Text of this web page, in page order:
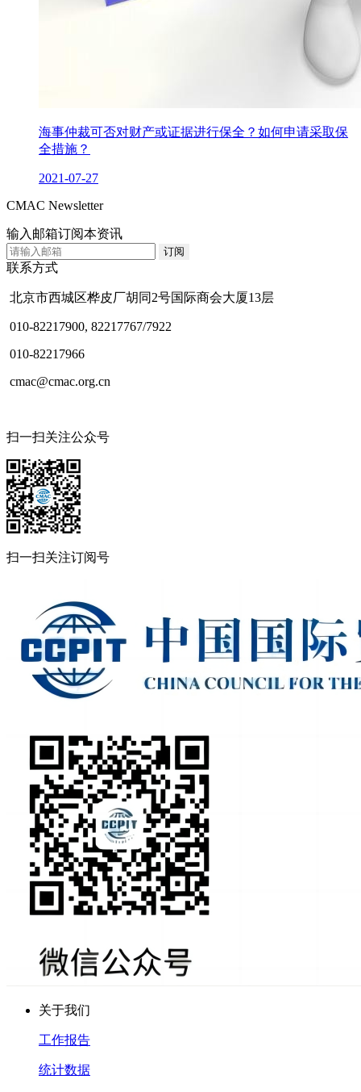
海事仲裁可否对财产或证据进行保全？如何申请采取保
全措施？
2021-07-27
CMAC Newsletter
输入邮箱订阅本资讯
联系方式
北京市西城区桦皮厂胡同2号国际商会大厦13层
010-82217900, 82217767/7922
010-82217966
cmac@cmac.org.cn
扫一扫关注公众号
扫一扫关注订阅号
关于我们
工作报告
统计数据